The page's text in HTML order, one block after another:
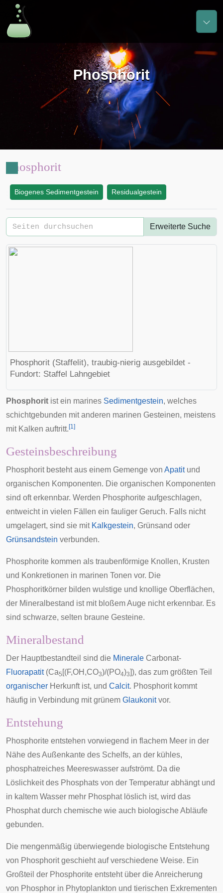
Phosphorit
Phosphorit
Biogenes Sedimentgestein Residualgestein
Erweiterte Suche
Phosphorit (Staffelit), traubig-nierig ausgebildet -
Fundort: Staffel Lahngebiet
Phosphorit ist ein marines Sedimentgestein, welches
schichtgebunden mit anderen marinen Gesteinen, meistens
mit Kalken auftritt. [1]
Gesteinsbeschreibung
Phosphorit besteht aus einem Gemenge von Apatitund
organischen Komponenten. Die organischen Komponenten
sind oft erkennbar. Werden Phosphorite aufgeschlagen,
entweicht in vielen Fällen ein fauliger Geruch. Falls nicht
umgelagert, sind sie mit Kalkgestein, Grünsand oder
Grünsandstein verbunden.
Phosphorite kommen als traubenförmige Knollen, Krusten
und Konkretionen in marinen Tonen vor. Die
Phosphoritkörner bilden wulstige und knollige Oberflächen,
der Mineralbestand ist mit bloßem Auge nicht erkennbar. Es
sind schwarze, selten braune Gesteine.
Mineralbestand
Der Hauptbestandteil sind die Minerale Carbonat-
Fluorapatit(Ca5 [(F,OH,CO3)/(PO4)3]), das zum größten Teil
organischer Herkunft ist, und Calcit. Phosphorit kommt
häufig in Verbindung mit grünem Glaukonitvor.
Entstehung
Phosphorite entstehen vorwiegend in flachem Meer in der
Nähe des Außenkante des Schelfs, an der kühles,
phosphatreiches Meereswasser aufströmt. Da die
Löslichkeit des Phosphats von der Temperatur abhängt und
in kaltem Wasser mehr Phosphat löslich ist, wird das
Phosphat durch chemische wie auch biologische Abläufe
gebunden.
Die mengenmäßig überwiegende biologische Entstehung
von Phosphorit geschieht auf verschiedene Weise. Ein
Großteil der Phosphorite entsteht über die Anreicherung
von Phosphor in Phytoplankton und tierischen Exkrementen